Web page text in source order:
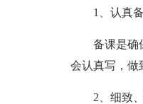
1、认真
备课是确
会认真写，做
2、细致